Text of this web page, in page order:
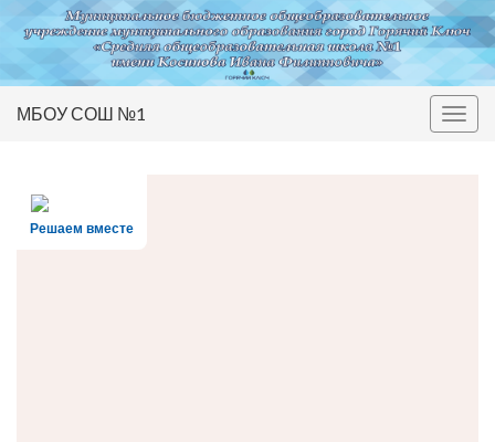
Вкл/
МБОУ СОШ №1
Решаем вместе